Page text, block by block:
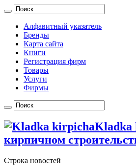
Алфавитный указатель
Бренды
Карта сайта
Книги
Регистрация фирм
Товары
Услуги
Фирмы
Kladka
кирпичном
Строка новостей